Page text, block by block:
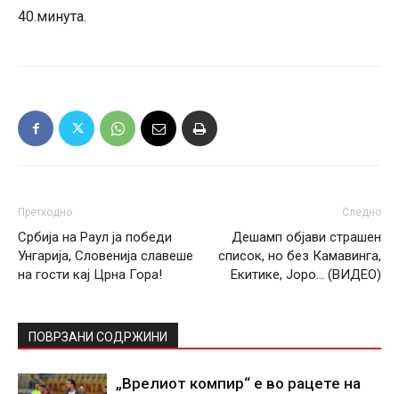
40.минута.
Претходно
Србија на Раул ја победи
Унгарија, Словенија славеше
на гости кај Црна Гора!
Следно
Дешамп објави страшен
список, но без Камавинга,
Екитике, Јоро… (ВИДЕО)
ПОВРЗАНИ СОДРЖИНИ
„Врелиот компир“ е во рацете на